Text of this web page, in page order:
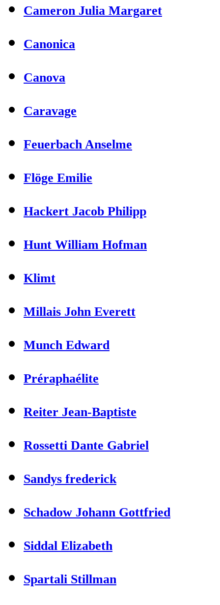
Cameron Julia Margaret
Canonica
Canova
Caravage
Feuerbach Anselme
Flöge Emilie
Hackert Jacob Philipp
Hunt William Hofman
Klimt
Millais John Everett
Munch Edward
Préraphaélite
Reiter Jean-Baptiste
Rossetti Dante Gabriel
Sandys frederick
Schadow Johann Gottfried
Siddal Elizabeth
Spartali Stillman